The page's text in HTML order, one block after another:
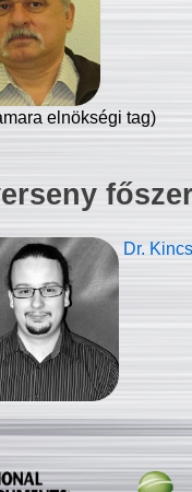
elnökségi tag)
Dr.